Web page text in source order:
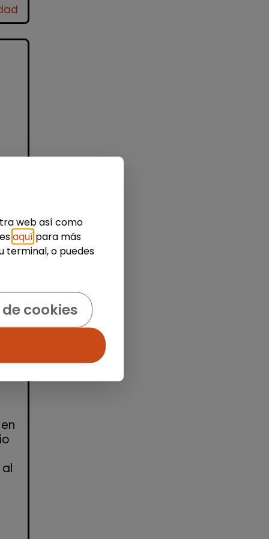
web así como
aquí para más
terminal, o puedes
cookies